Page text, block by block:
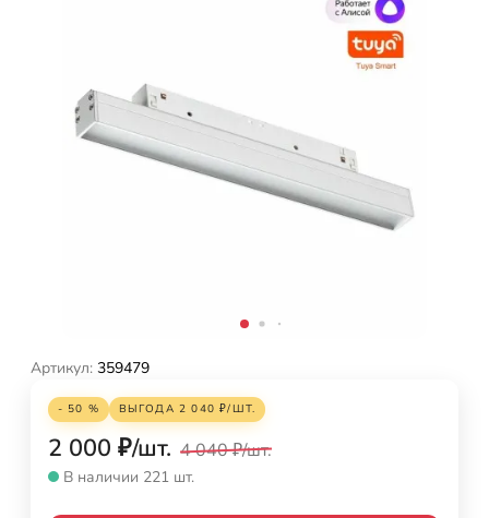
Артикул: 359479
- 50 % ВЫГОДА 2 040 ₽/ШТ.
2 000 ₽/шт. 4 040₽/шт.
В наличии 221 шт.